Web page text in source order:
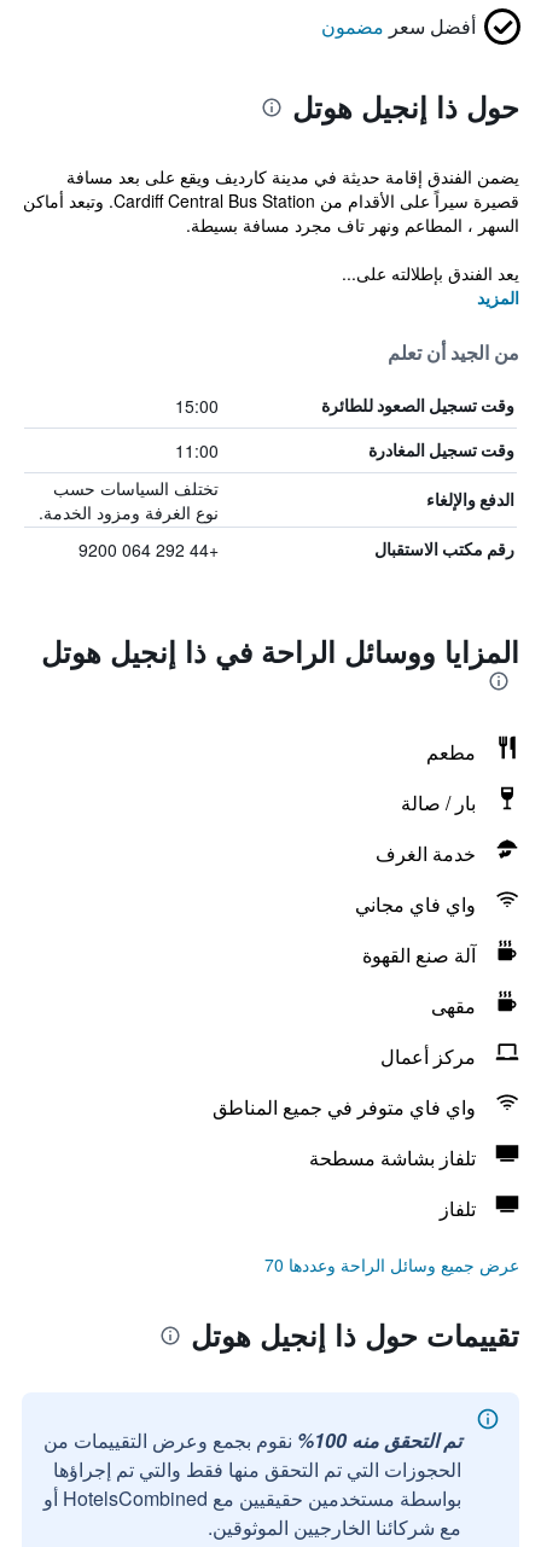
أفضل سعر مضمون
حول ذا إنجيل هوتل
يضمن الفندق إقامة حديثة في مدينة كارديف ويقع على بعد مسافة
قصيرة سيراً على الأقدام من Cardiff Central Bus Station. وتبعد أماكن
السهر ، المطاعم ونهر تاف مجرد مسافة بسيطة.
يعد الفندق بإطلالته على...
المزيد
من الجيد أن تعلم
وقت تسجيل الصعود للطائرة 15:00
وقت تسجيل المغادرة 11:00
الدفع والإلغاء
تختلف السياسات حسب
نوع الغرفة ومزود الخدمة.
رقم مكتب الاستقبال +44 292 064 9200
المزايا ووسائل الراحة في ذا إنجيل هوتل
مطعم
بار / صالة
خدمة الغرف
واي فاي مجاني
آلة صنع القهوة
مقهى
مركز أعمال
واي فاي متوفر في جميع المناطق
تلفاز بشاشة مسطحة
تلفاز
عرض جميع وسائل الراحة وعددها 70
تقييمات حول ذا إنجيل هوتل
تم التحقق منه 100%
نقوم بجمع وعرض التقييمات من
الحجوزات التي تم التحقق منها فقط والتي تم إجراؤها
بواسطة مستخدمين حقيقيين مع HotelsCombined أو
مع شركائنا الخارجيين الموثوقين.